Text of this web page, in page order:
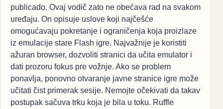
publicado. Ovaj vodič zato ne obećava rad na svakom
uređaju. On opisuje uslove koji najčešće
omogućavaju pokretanje i ograničenja koja proizlaze
iz emulacije stare Flash igre. Najvažnije je koristiti
ažuran browser, dozvoliti stranici da učita emulator i
dati prozoru fokus pre vožnje. Ako se problem
ponavlja, ponovno otvaranje javne stranice igre može
učitati čist primerak sesije. Nemojte očekivati da takav
postupak sačuva trku koja je bila u toku. Ruffle